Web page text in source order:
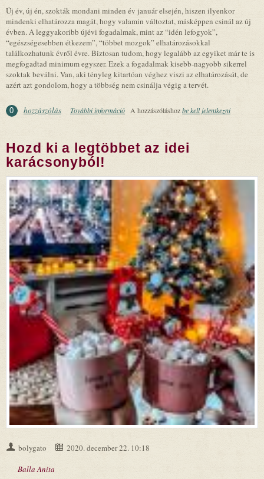
Új év, új én, szokták mondani minden év január elsején, hiszen ilyenkor
mindenki elhatározza magát, hogy valamin változtat, másképpen csinál az új
évben. A leggyakoribb újévi fogadalmak, mint az “idén lefogyok”,
“egészségesebben étkezem”, “többet mozgok” elhatározásokkal
találkozhatunk évről évre. Biztosan tudom, hogy legalább az egyiket már te is
megfogadtad minimum egyszer. Ezek a fogadalmak kisebb-nagyobb sikerrel
szoktak beválni. Van, aki tényleg kitartóan véghez viszi az elhatározását, de
azért azt gondolom, hogy a többség nem csinálja végig a tervét.
0 hozzászólás További információ A tökéletesség kamu - kezdd el szeretni magad!
A hozzászóláshozbe kell jelentkezni
Hozd ki a legtöbbet az idei
karácsonyból!
bolygato
2020. december 22. 10:18
Balla Anita